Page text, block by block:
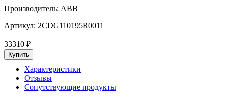
Производитель: ABB
Артикул: 2CDG110195R0011
33310 ₽
Характеристики
Отзывы
Сопутствующие продукты